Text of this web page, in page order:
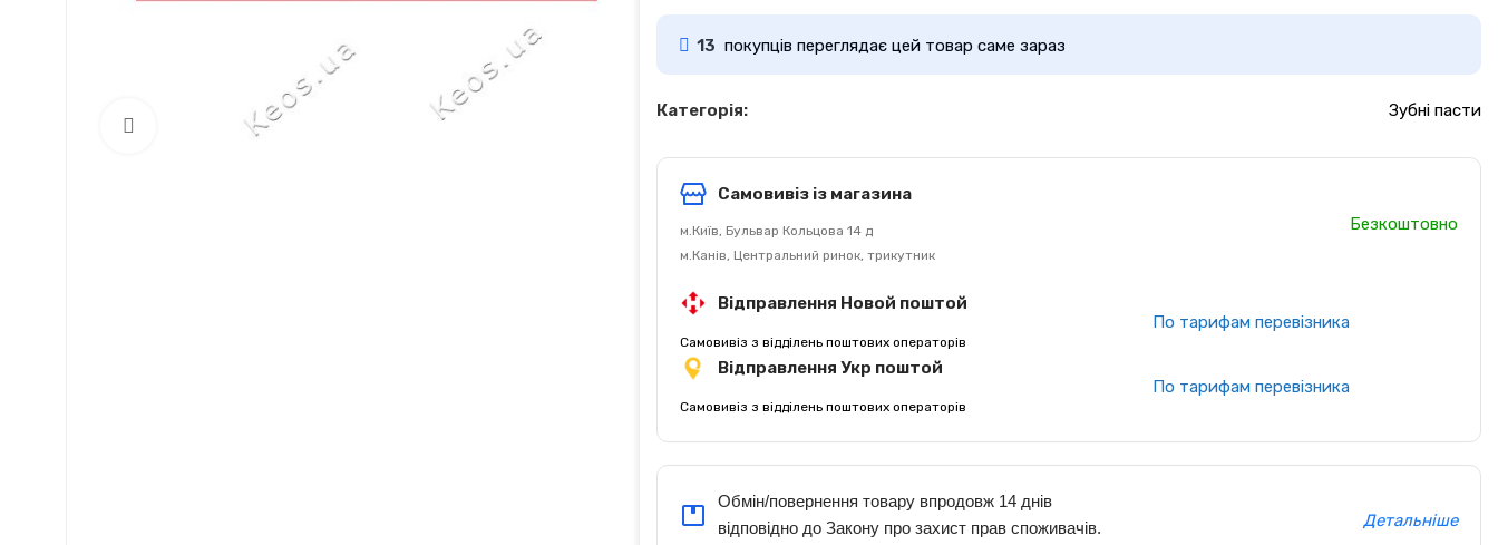
Click to enlarge
13 покупців переглядає цей товар саме зараз
Категорія: Зубні пасти
Самовивіз із магазина
м.Київ, Бульвар Кольцова 14 д
м.Канів, Центральний ринок, трикутник
Безкоштовно
Відправлення Новой поштой
Самовивіз з відділень поштових операторів
По тарифам перевізника
Відправлення Укр поштой
Самовивіз з відділень поштових операторів
По тарифам перевізника
Обмін/повернення товару впродовж 14 днів
відповідно до Закону про захист прав споживачів.
Детальніше